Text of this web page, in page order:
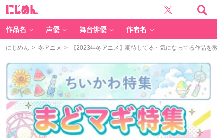
作品名 声優 舞台俳優 作者名
にじめん > 冬アニメ > 【2023年冬アニメ】期待してる・気になってる作品を